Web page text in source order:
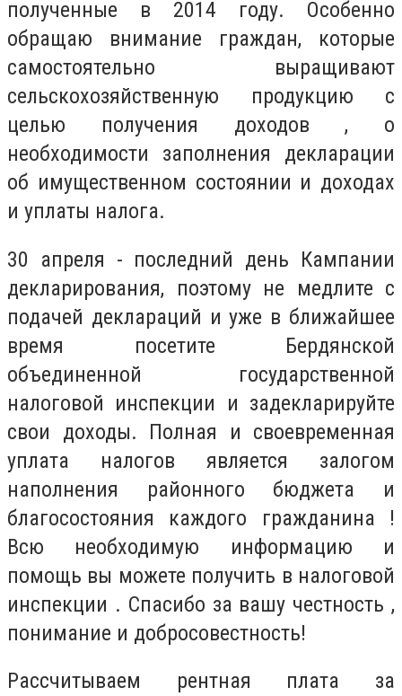
полученные в 2014 году. Особенно
обращаю внимание граждан, которые
самостоятельно выращивают
сельскохозяйственную продукцию с
целью получения доходов , о
необходимости заполнения декларации
об имущественном состоянии и доходах
и уплаты налога.
30 апреля - последний день Кампании
декларирования, поэтому не медлите с
подачей деклараций и уже в ближайшее
время посетите Бердянской
объединенной государственной
налоговой инспекции и задекларируйте
свои доходы. Полная и своевременная
уплата налогов является залогом
наполнения районного бюджета и
благосостояния каждого гражданина !
Всю необходимую информацию и
помощь вы можете получить в налоговой
инспекции . Спасибо за вашу честность ,
понимание и добросовестность!
Рассчитываем рентная плата за